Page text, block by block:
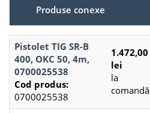
Produse conexe
Pistolet TIG SR-B
400, OKC 50, 4m,
0700025538
Cod produs:
0700025538
1.472,00
lei
la
comandă